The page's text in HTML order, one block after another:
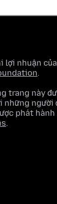
lợi nhuận của
.
trang này
người
phát
.